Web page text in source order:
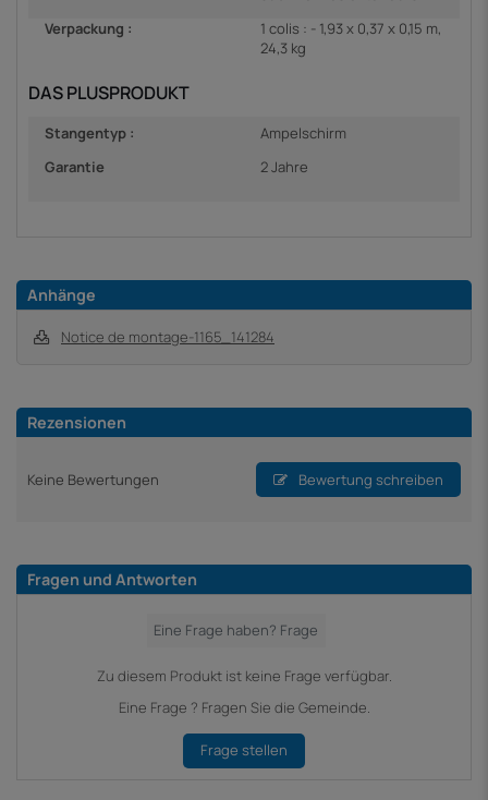
Verpackung :
1 colis : - 1,93 x 0,37 x 0,15 m,
24,3 kg
DAS PLUSPRODUKT
Stangentyp :
Ampelschirm
Garantie
2 Jahre
Anhänge
Notice de montage-1165_141284
Rezensionen
Keine Bewertungen Bewertung schreiben
Fragen und Antworten
Zu diesem Produkt ist keine Frage verfügbar.
Eine Frage ? Fragen Sie die Gemeinde.
Frage stellen